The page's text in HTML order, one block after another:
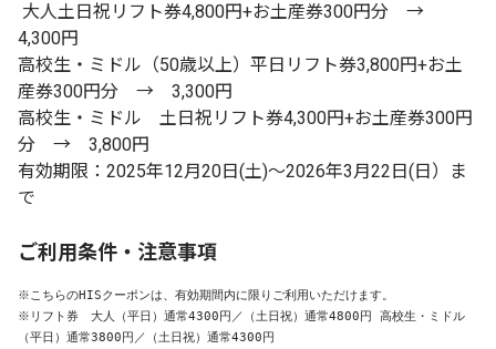
大人土日祝リフト券4,800円+お土産券300円分 →
4,300円
高校生・ミドル（50歳以上）平日リフト券3,800円+お土
産券300円分 → 3,300円
高校生・ミドル 土日祝リフト券4,300円+お土産券300円
分 → 3,800円
有効期限：2025年12月20日(土)～2026年3月22日(日）ま
で
ご利用条件・注意事項
※こちらのHISクーポンは、有効期間内に限りご利用いただけます。
※リフト券　大人（平日）通常4300円／（土日祝）通常4800円 高校生・ミドル
（平日）通常3800円／（土日祝）通常4300円